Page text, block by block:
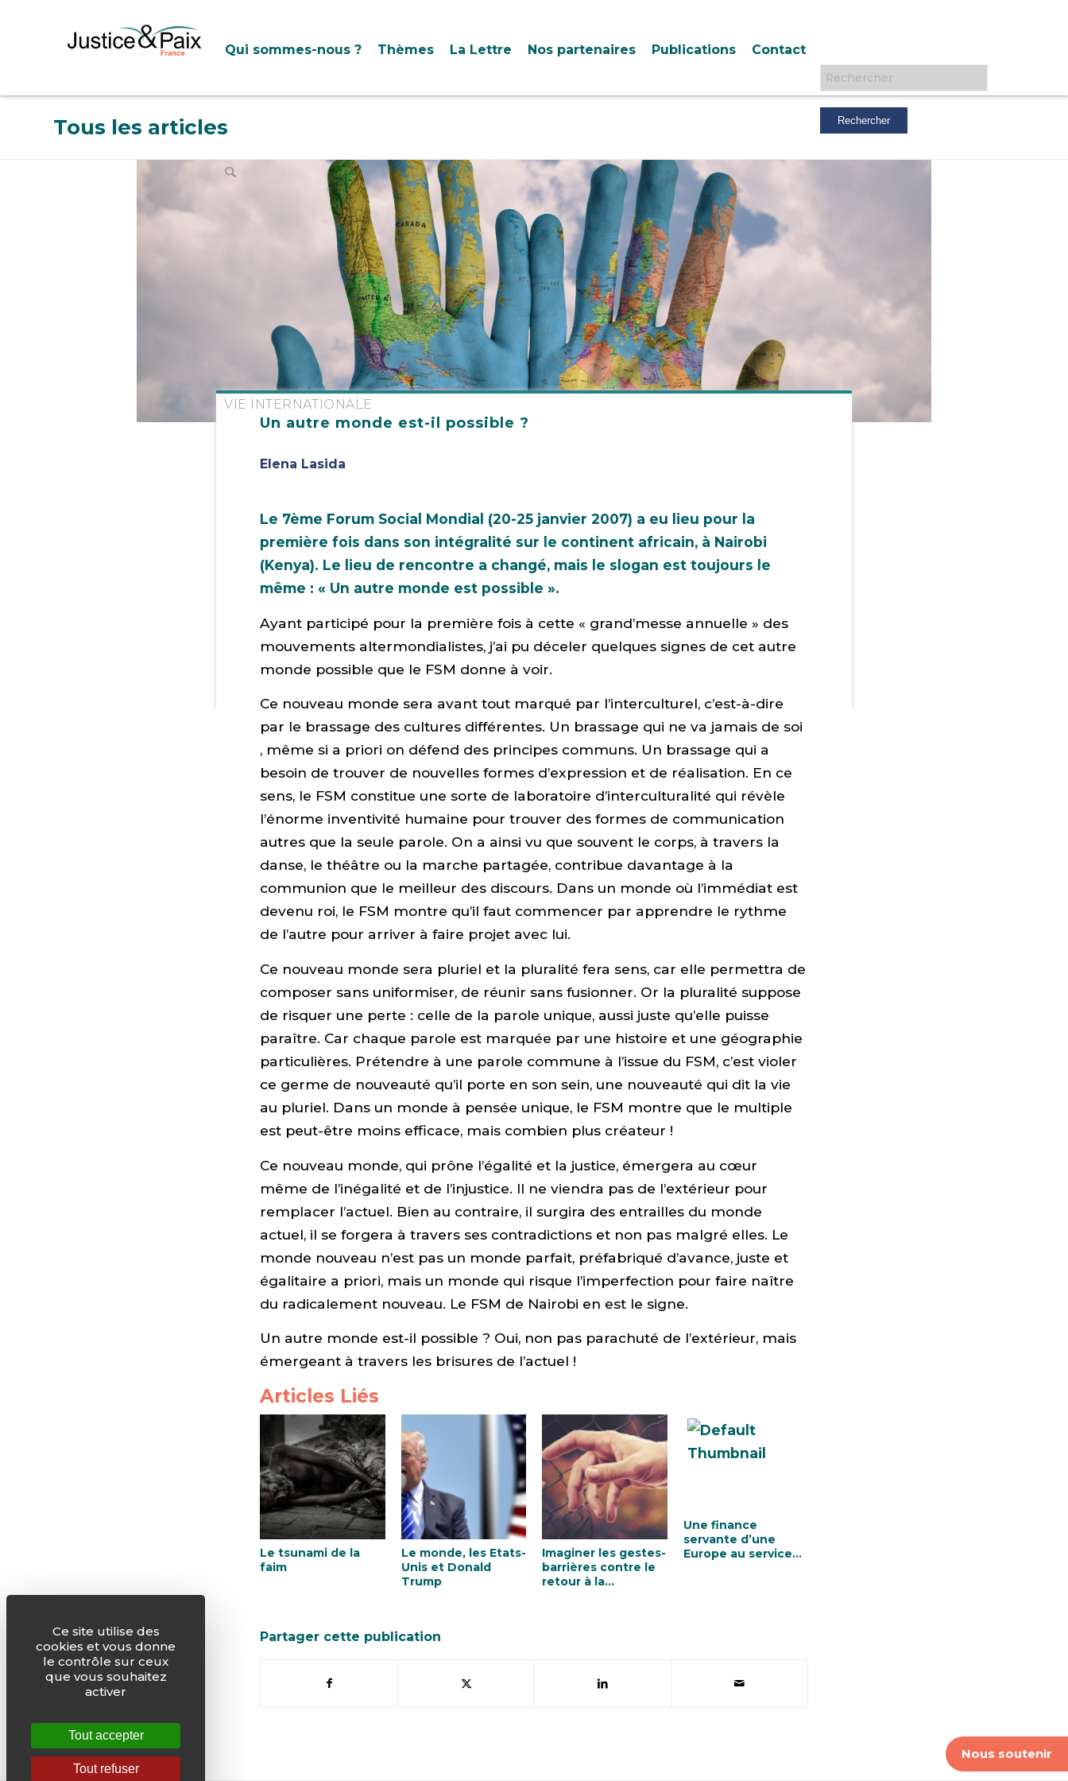
Qui sommes-nous ? Thèmes La Lettre Nos partenaires Publications Contact
Rechercher :
Nous soutenir
Tous les articles
Un autre monde est-il possible ?
VIE INTERNATIONALE
Elena Lasida
Le 7ème Forum Social Mondial (20-25 janvier 2007) a eu lieu pour la
première fois dans son intégralité sur le continent africain, à Nairobi
(Kenya). Le lieu de rencontre a changé, mais le slogan est toujours le
même : « Un autre monde est possible ».
Ayant participé pour la première fois à cette « grand’messe annuelle » des
mouvements altermondialistes, j’ai pu déceler quelques signes de cet autre
monde possible que le FSM donne à voir.
Ce nouveau monde sera avant tout marqué par l’interculturel, c’est-à-dire
par le brassage des cultures différentes. Un brassage qui ne va jamais de soi
, même si a priori on défend des principes communs. Un brassage qui a
besoin de trouver de nouvelles formes d’expression et de réalisation. En ce
sens, le FSM constitue une sorte de laboratoire d’interculturalité qui révèle
l’énorme inventivité humaine pour trouver des formes de communication
autres que la seule parole. On a ainsi vu que souvent le corps, à travers la
danse, le théâtre ou la marche partagée, contribue davantage à la
communion que le meilleur des discours. Dans un monde où l’immédiat est
devenu roi, le FSM montre qu’il faut commencer par apprendre le rythme
de l’autre pour arriver à faire projet avec lui.
Ce nouveau monde sera pluriel et la pluralité fera sens, car elle permettra de
composer sans uniformiser, de réunir sans fusionner. Or la pluralité suppose
de risquer une perte : celle de la parole unique, aussi juste qu’elle puisse
paraître. Car chaque parole est marquée par une histoire et une géographie
particulières. Prétendre à une parole commune à l’issue du FSM, c’est violer
ce germe de nouveauté qu’il porte en son sein, une nouveauté qui dit la vie
au pluriel. Dans un monde à pensée unique, le FSM montre que le multiple
est peut-être moins efficace, mais combien plus créateur !
Ce nouveau monde, qui prône l’égalité et la justice, émergera au cœur
même de l’inégalité et de l’injustice. Il ne viendra pas de l’extérieur pour
remplacer l’actuel. Bien au contraire, il surgira des entrailles du monde
actuel, il se forgera à travers ses contradictions et non pas malgré elles. Le
monde nouveau n’est pas un monde parfait, préfabriqué d’avance, juste et
égalitaire a priori, mais un monde qui risque l’imperfection pour faire naître
du radicalement nouveau. Le FSM de Nairobi en est le signe.
Un autre monde est-il possible ? Oui, non pas parachuté de l’extérieur, mais
émergeant à travers les brisures de l’actuel !
Articles Liés
Le tsunami de la
faim
Le monde, les Etats-
Unis et Donald
Trump
Imaginer les gestes-
barrières contre le
retour à la
Une finance
servante d’une
Europe au service
Partager cette publication
Ce site utilise des
cookies et vous donne
le contrôle sur ceux
que vous souhaitez
activer
Tout accepter
Tout refuser